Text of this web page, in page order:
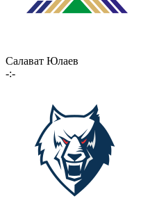
Салават Юлаев
-:-